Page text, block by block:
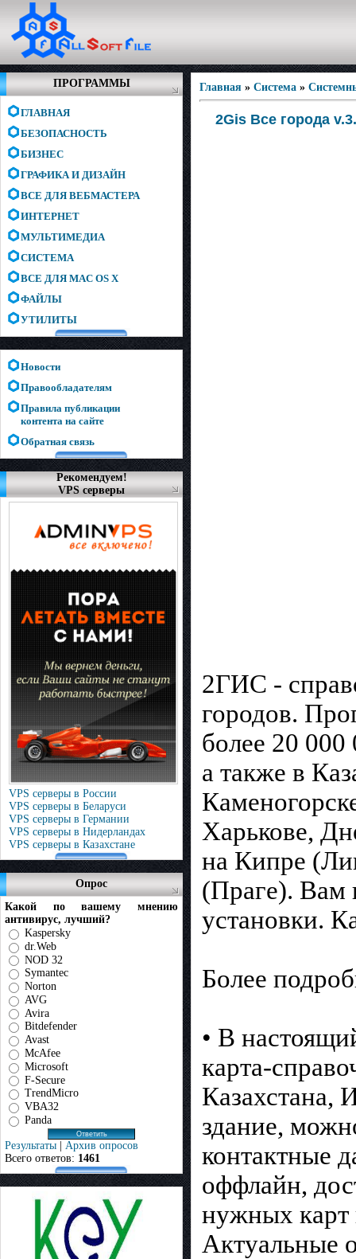
ПРОГРАММЫ
ГЛАВНАЯ
БЕЗОПАСНОСТЬ
БИЗНЕС
ГРАФИКА И ДИЗАЙН
ВСЕ ДЛЯ ВЕБМАСТЕРА
ИНТЕРНЕТ
МУЛЬТИМЕДИА
СИСТЕМА
ВСЕ ДЛЯ MAC OS X
ФАЙЛЫ
УТИЛИТЫ
Новости
Правообладателям
Правила публикации
контента на сайте
Обратная связь
Рекомендуем!
VPS серверы
VPS серверы в России
VPS серверы в Беларуси
VPS серверы в Германии
VPS серверы в Нидерландах
VPS серверы в Казахстане
Опрос
Какой по вашему мнению
антивирус, лучший?
Kaspersky
dr.Web
NOD 32
Symantec
Norton
AVG
Avira
Bitdefender
Avast
McAfee
Microsoft
F-Secure
TrendMicro
VBA32
Panda
Результаты | Архив опросов
Всего ответов: 1461
Главная » Система »
2Gis Все города
2ГИС -
городов.
более 20 000
а также в
Харькове,
на Кипре
(Праге). Вам
установки.
Более
• В
карта-
Казахстана,
здание,
контактные
оффлайн,
нужных карт
Актуальные